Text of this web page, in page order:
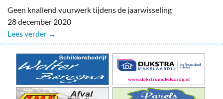
Geen knallend vuurwerk tijdens de jaarwisseling
28 december 2020
Lees verder →